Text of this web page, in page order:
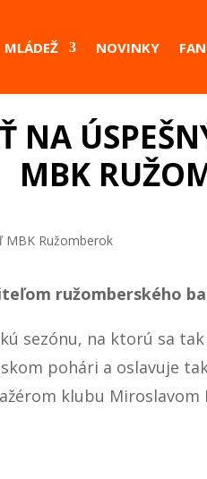
MLÁDEŽ NOVINKY
NA
MBK
ružomberského
sezónu, na ktorú sa
pohári a oslavuje
klubu